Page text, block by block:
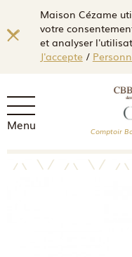
Maison Cézame
votre
et analyser
J'accepte/
Menu Comptoir